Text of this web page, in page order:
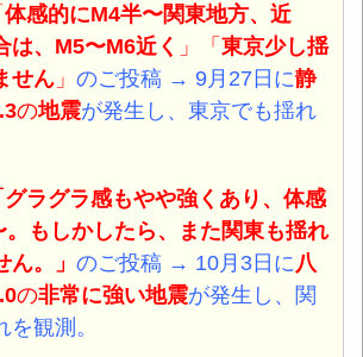
体感的にM4半〜関東地方、近
は、M5〜M6近く 」「 東京少し揺
せん 」 のご投稿 → 9月27日に静
の地震が発生し、東京でも揺れ
グラグラ感もやや強くあり、体感
。もしかしたら、また関東も揺れ
。」 のご投稿 → 10月3日に 八
の非常に強い地震が発生し、関
観測。